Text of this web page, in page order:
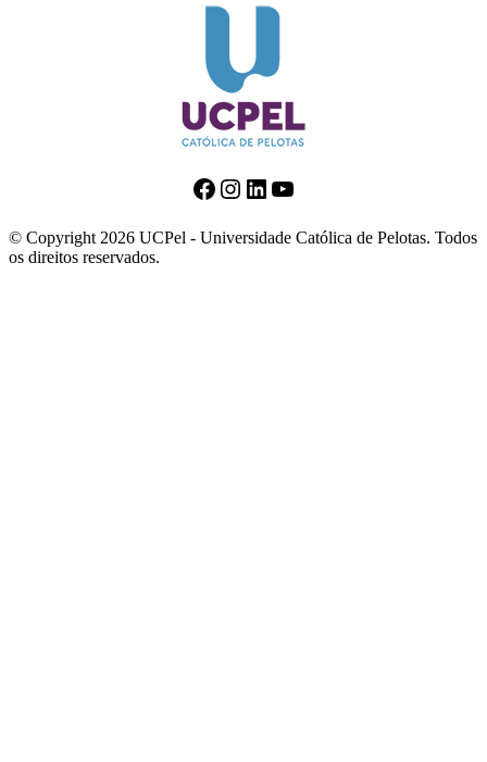
Facebook
Instagram
LinkedIn
Youtube
© Copyright 2026 UCPel - Universidade Católica de Pelotas. Todos
os direitos reservados.